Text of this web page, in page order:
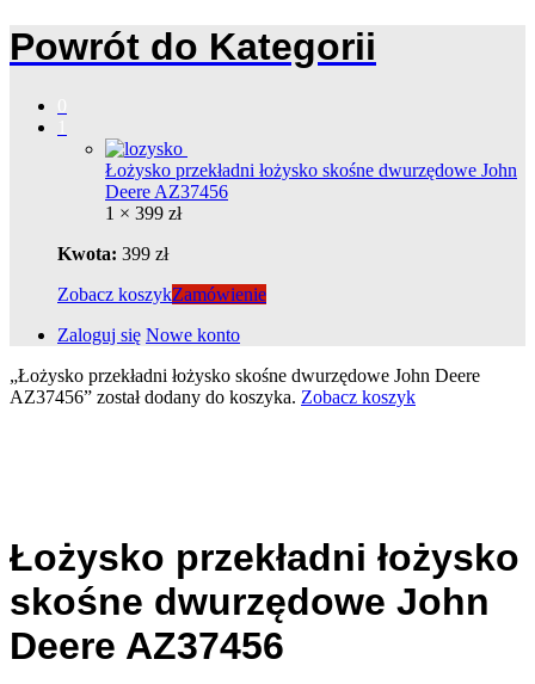
Powrót do Kategorii
Łożysko przekładni łożysko skośne dwurzędowe John
Deere AZ37456
1 × 399 zł
Kwota: 399 zł
Zobacz koszykZamówienie
Zaloguj się Nowe konto
„Łożysko przekładni łożysko skośne dwurzędowe John Deere
AZ37456” został dodany do koszyka. Zobacz koszyk
Łożysko przekładni łożysko
skośne dwurzędowe John
Deere AZ37456